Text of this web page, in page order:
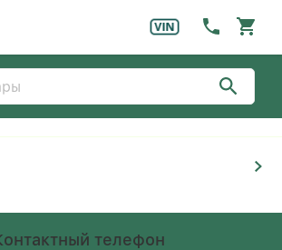
телефон